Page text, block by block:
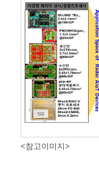
<참고이미지>